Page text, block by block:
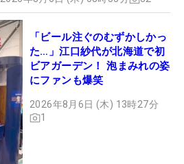
「ビール注ぐのむずかしかっ
た…」江口紗代が北海道で初
ビアガーデン！ 泡まみれの姿
にファンも爆笑
2026年8月6日 (木) 13時27分
1